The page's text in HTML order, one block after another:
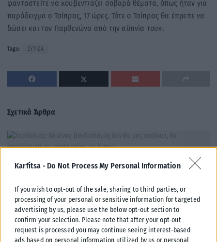
Karfitsa - Do Not Process My Personal Information
If you wish to opt-out of the sale, sharing to third parties, or
processing of your personal or sensitive information for targeted
advertising by us, please use the below opt-out section to
confirm your selection. Please note that after your opt-out
request is processed you may continue seeing interest-based
ads based on personal information utilized by us or personal
φανταστείτε να κουβεντιάζει σοβαρά θέματα, όπως ήταν για
παράδειγμα ο Τσίπρας, 17 ώρες. Τότε ο Τσίπρας θα έπρεπε να
δώσει και τον Παρθενώνα από την αϋπνία του».
Tags: ΣΥΡΙΖΑ
Σχετικά Άρθρα